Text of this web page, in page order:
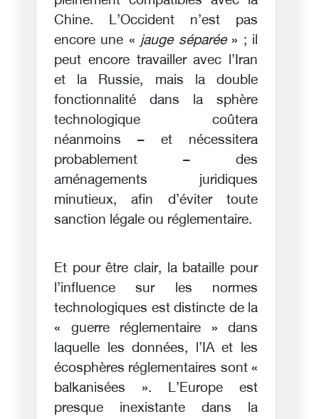
Chine. L’Occident n’est pas
encore une «jauge séparée» ; il
peut encore travailler avec l’Iran
et la Russie, mais la double
fonctionnalité dans la sphère
technologique coûtera
néanmoins – et nécessitera
probablement – des
aménagements juridiques
minutieux, afin d’éviter toute
sanction légale ou réglementaire.
Et pour être clair, la bataille pour
l’influence sur les normes
technologiques est distincte de la
« guerre réglementaire » dans
laquelle les données, l’IA et les
écosphères réglementaires sont «
balkanisées ». L’Europe est
presque inexistante dans la